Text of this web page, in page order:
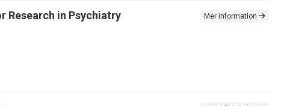
Research in Psychiatry Mer information